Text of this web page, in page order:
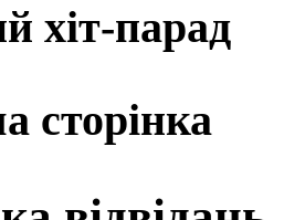
хіт-парад
сторінка